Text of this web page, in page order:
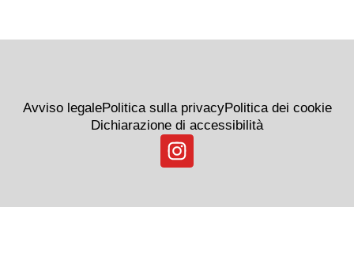
Avviso legalePolitica sulla privacyPolitica dei cookie
Dichiarazione di accessibilità